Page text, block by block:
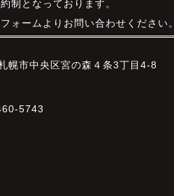
制となっております。
ォームよりお問い合わせください。
幌市中央区宮の森４条3丁目4-8
5743